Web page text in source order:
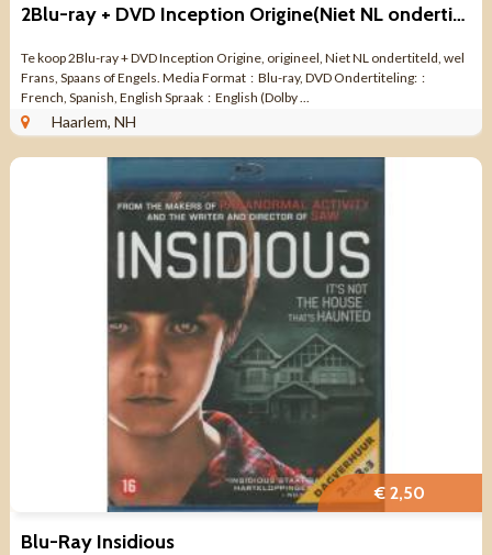
2Blu-ray + DVD Inception Origine(Niet NL ondertiteld.)
Te koop 2Blu-ray + DVD Inception Origine, origineel, Niet NL ondertiteld, wel
Frans, Spaans of Engels. Media Format ‏ : ‎ Blu-ray, DVD Ondertiteling: ‏ : ‎
French, Spanish, English Spraak ‏ : ‎ English (Dolby ...
Haarlem, NH
€ 2,50
Blu-Ray Insidious